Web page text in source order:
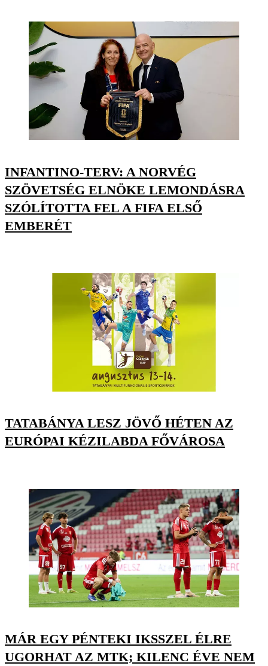
INFANTINO-TERV: A NORVÉG
SZÖVETSÉG ELNÖKE LEMONDÁSRA
SZÓLÍTOTTA FEL A FIFA ELSŐ
EMBERÉT
TATABÁNYA LESZ JÖVŐ HÉTEN AZ
EURÓPAI KÉZILABDA FŐVÁROSA
MÁR EGY PÉNTEKI IKSSZEL ÉLRE
UGORHAT AZ MTK; KILENC ÉVE NEM